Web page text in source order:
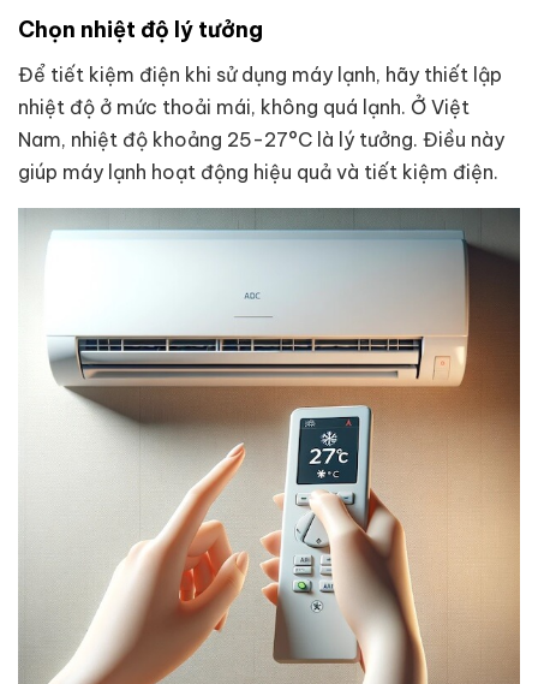
Chọn nhiệt độ lý tưởng
Để tiết kiệm điện khi sử dụng máy lạnh, hãy thiết lập
nhiệt độ ở mức thoải mái, không quá lạnh. Ở Việt
Nam, nhiệt độ khoảng 25-27°C là lý tưởng. Điều này
giúp máy lạnh hoạt động hiệu quả và tiết kiệm điện.